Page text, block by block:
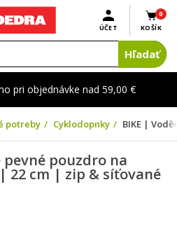
pri objednávke nad 59,00 €
0
KOŠÍK
ÚČET
Hľadať
potreby Cyklodopnky BIKE |
pevné pouzdro na
22 cm | zip & síťované